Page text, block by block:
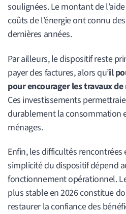
soulignées. Le montant de
coûts de l’énergie ont connu
dernières années.
Par ailleurs, le dispositif reste
payer des factures, alors qu’il
pour encourager les travaux
Ces investissements
durablement la consommation
ménages.
Enfin, les difficultés
simplicité du dispositif dépend
fonctionnement opérationnel.
plus stable en 2026 constitue
restaurer la confiance des